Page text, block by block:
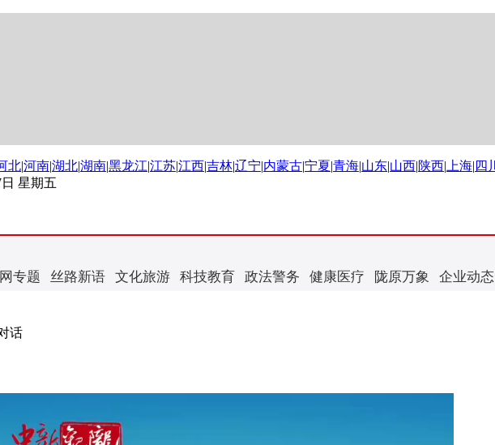
北|河南|湖北|湖南|黑龙江|江苏|江西|吉林|辽宁|内蒙古|宁夏|青海|山东|山西|陕西| 上海| 四川
日 星期五
专题 丝路新语 文化旅游 科技教育 政法警务 健康医疗 陇原万象 企业动态
话